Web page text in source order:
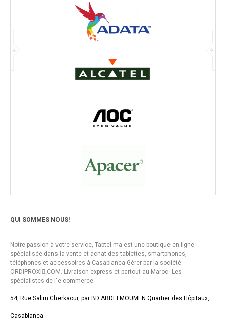
QUI SOMMES NOUS!
Notre passion à votre service, Tabtel.ma est une boutique en ligne
spécialisée dans la vente et achat des tablettes, smartphones,
téléphones et accessoires à Casablanca Gérer par la société
ORDIPROXI.ِCOM. Livraison express et partout au Maroc. Les
spécialistes de l'e-commerce.
54, Rue Salim Cherkaoui, par BD ABDELMOUMEN Quartier des Hôpitaux,
Casablanca.